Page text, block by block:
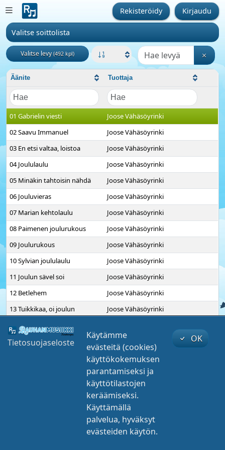
Kirjaudu
Rekisteröidy
Valitse soittolista
Valitse levy(492 kpl)
Äänite Tuottaja
01 Gabrielin viesti
Joose Vähäsöyrinki
02 Saavu Immanuel
Joose Vähäsöyrinki
03 En etsi valtaa, loistoa
Joose Vähäsöyrinki
04 Joululaulu
Joose Vähäsöyrinki
05 Minäkin tahtoisin nähdä
Joose Vähäsöyrinki
06 Jouluvieras
Joose Vähäsöyrinki
07 Marian kehtolaulu
Joose Vähäsöyrinki
08 Paimenen joulurukous
Joose Vähäsöyrinki
09 Joulurukous
Joose Vähäsöyrinki
10 Sylvian joululaulu
Joose Vähäsöyrinki
11 Joulun sävel soi
Joose Vähäsöyrinki
12 Betlehem
Joose Vähäsöyrinki
13 Tuikkikaa, oi joulun
tähtöset
Joose Vähäsöyrinki
14 Sä kansa, vaeltava
pimeässä
Joose Vähäsöyrinki
Joose Vähäsöyrinki
Joose Vähäsöyrinki
Joose Vähäsöyrinki
Joose Vähäsöyrinki
01 Gabrielin viesti
Tietosuojaseloste
Käytämme
evästeitä (cookies)
käyttökokemuksen
parantamiseksi ja
käyttötilastojen
keräämiseksi.
Käyttämällä
palvelua, hyväksyt
evästeiden käytön.
OK